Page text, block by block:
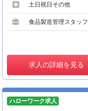
土日祝日その他
食品製造管理スタッフ
求人の詳細を見る
ハローワーク求人